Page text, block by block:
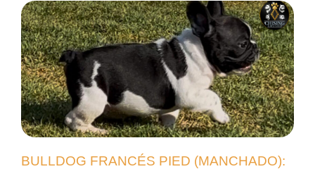
BULLDOG FRANCÉS PIED (MANCHADO):